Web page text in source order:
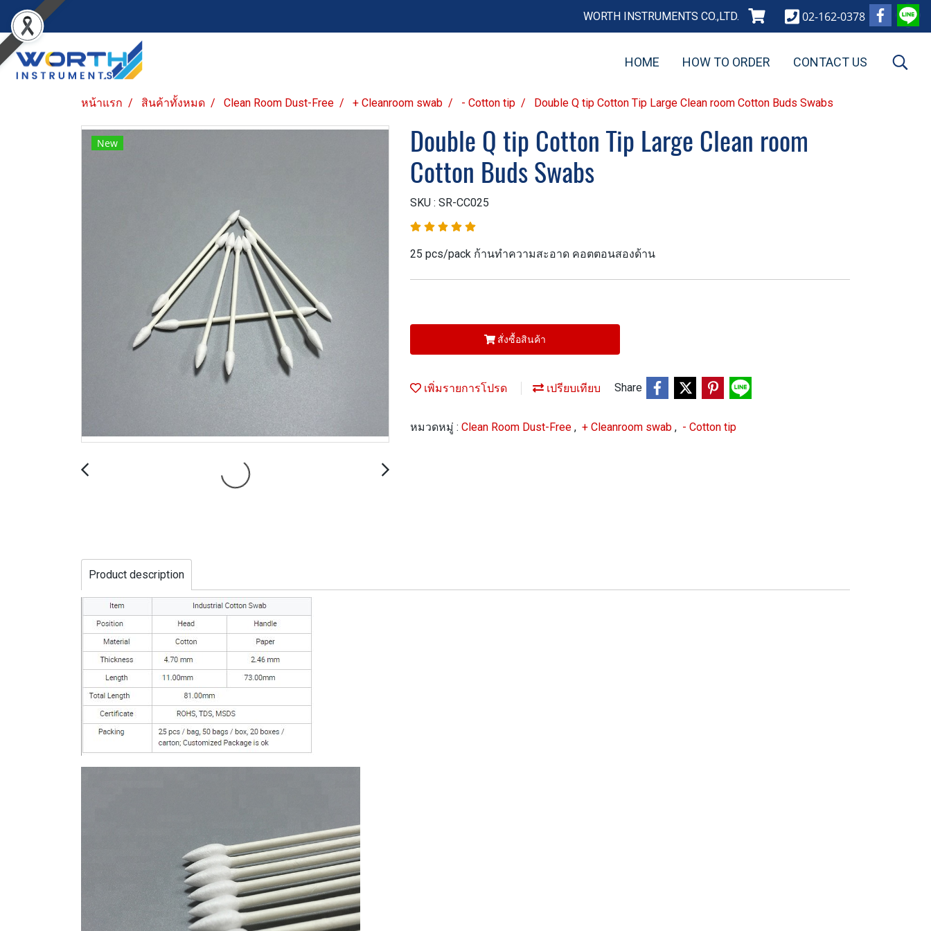
WORTH INSTRUMENTS CO.,LTD. 02-162-0378
HOME HOW TO ORDER CONTACT US
หน้าแรก สินค้าทั้งหมด Clean Room Dust-Free + Cleanroom swab - Cotton tip Double Q tip Cotton Tip Large Clean room Cotton Buds Swabs
New
Double Q tip Cotton Tip Large Clean room
Cotton Buds Swabs
SKU : SR-CC025
25 pcs/pack ก้านทำความสะอาด คอตตอนสองด้าน
สั่งซื้อสินค้า
เพิ่มรายการโปรด เปรียบเทียบ Share
หมวดหมู่ : Clean Room Dust-Free , + Cleanroom swab , - Cotton tip
Product description